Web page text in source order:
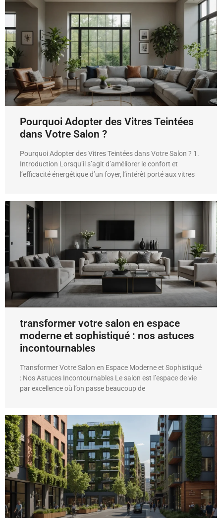
Pourquoi Adopter des Vitres Teintées
dans Votre Salon ?
Pourquoi Adopter des Vitres Teintées dans Votre Salon ? 1.
Introduction Lorsqu’il s’agit d’améliorer le confort et
l’efficacité énergétique d’un foyer, l’intérêt porté aux vitres
transformer votre salon en espace
moderne et sophistiqué : nos astuces
incontournables
Transformer Votre Salon en Espace Moderne et Sophistiqué
: Nos Astuces Incontournables Le salon est l’espace de vie
par excellence où l’on passe beaucoup de